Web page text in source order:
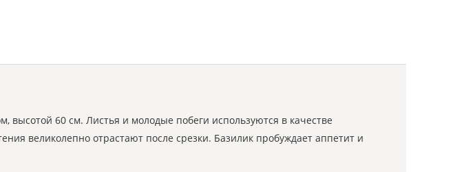
60 см. Листья и молодые побеги используются в качестве
великолепно отрастают после срезки. Базилик пробуждает аппетит и